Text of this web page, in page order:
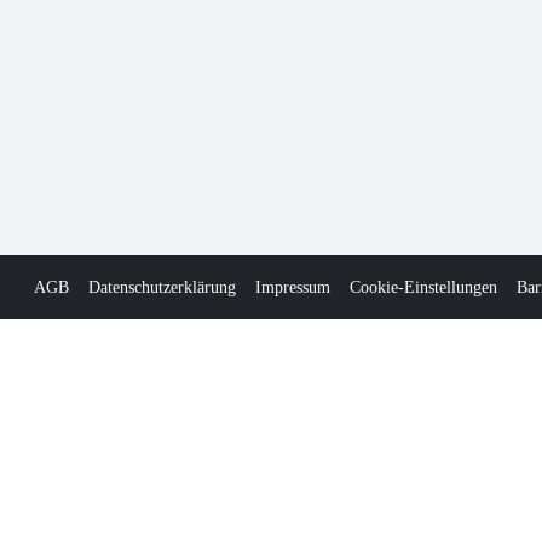
AGB Datenschutzerklärung Impressum Cookie-Einstellungen